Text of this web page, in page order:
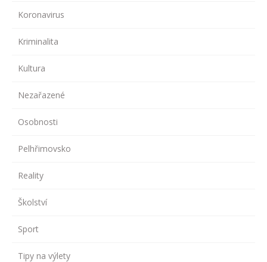
Koronavirus
Kriminalita
Kultura
Nezařazené
Osobnosti
Pelhřimovsko
Reality
Školství
Sport
Tipy na výlety